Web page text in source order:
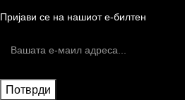
Пријави се на нашиот е-билтен